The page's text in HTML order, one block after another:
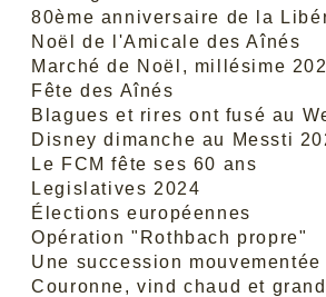
80ème anniversaire de la
Noël de l'Amicale des Aînés
Marché de Noël, millésime
Fête des Aînés
Blagues et rires ont fusé au
Disney dimanche au Messti
Le FCM fête ses 60 ans
Legislatives 2024
Élections européennes
Opération "Rothbach propre"
Une succession mouvementée
Couronne, vind chaud et